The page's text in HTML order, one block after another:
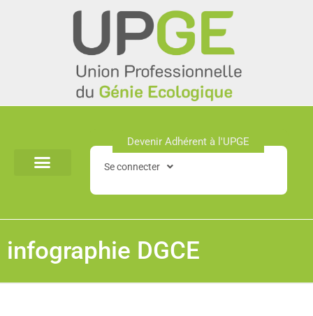
Devenir Adhérent à l'UPGE​
Se connecter
infographie DGCE